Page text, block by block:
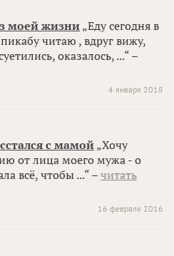
моей жизни „Еду сегодня в
читаю , вдруг вижу,
оказалось, ...“ –
4 января 2018
с мамой „Хочу
от лица моего мужа - о
всё, чтобы ...“ – читать
16 февраля 2016